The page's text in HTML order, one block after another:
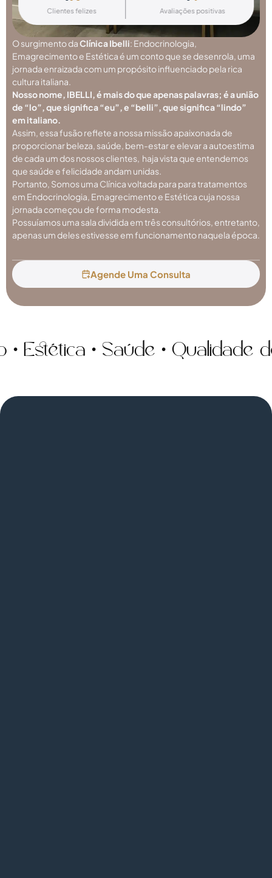
O surgimento daClínica Ibelli: Endocrinologia,
Emagrecimento e Estética é um conto que se desenrola, uma
jornada enraizada com um propósito influenciado pela rica
cultura italiana.
Nosso nome, IBELLI, é mais do que apenas palavras; é a união
de “lo”, que significa “eu”, e “belli”, que significa “lindo”
em italiano.
Assim, essa fusão reflete a nossa missão apaixonada de
proporcionar beleza, saúde, bem-estar e elevar a autoestima
de cada um dos nossos clientes, haja vista que entendemos
que saúde e felicidade andam unidas.
Portanto, Somos uma Clínica voltada para para tratamentos
em Endocrinologia, Emagrecimentoe Estética cuja nossa
jornada começou de forma modesta.
Possuíamos uma sala dividida em três consultórios, entretanto,
apenas um deles estivesse em funcionamento naquela época.
Agende Uma Consulta
Clientes felizes Avaliações positivas
• Saúde • Qualidade de